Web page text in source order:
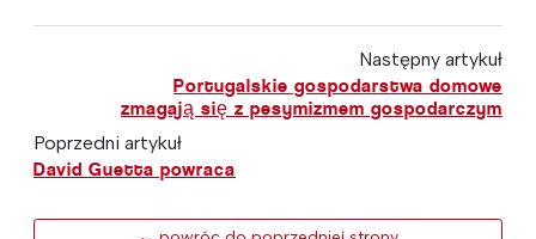
Następny artykuł
Portugalskie gospodarstwa domowe
zmagają się z pesymizmem gospodarczym
Poprzedni artykuł
David Guetta powraca